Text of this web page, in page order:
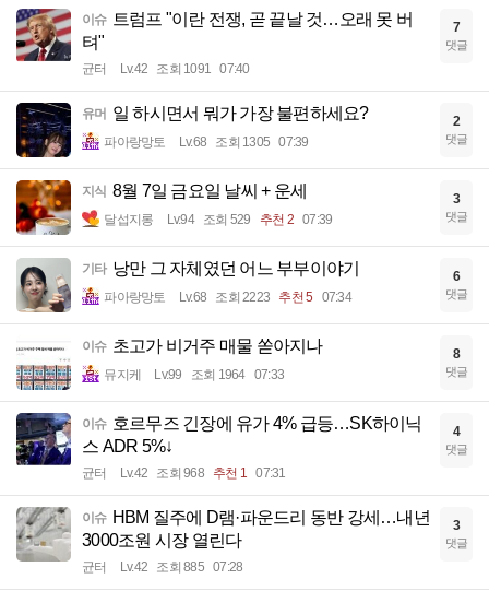
이슈
트럼프 "이란 전쟁, 곧 끝날 것…오래 못 버
텨"
균터 Lv.42 조회 1091 07:40
7
댓글
유머 일 하시면서 뭐가 가장 불편하세요?
파아랑망토 Lv.68 조회 1305 07:39
2
댓글
지식 8월 7일 금요일 날씨 + 운세
달섭지롱 Lv.94 조회 529 추천 2 07:39
3
댓글
기타 낭만 그 자체였던 어느 부부이야기
파아랑망토 Lv.68 조회 2223 추천 5 07:34
6
댓글
이슈 초고가 비거주 매물 쏟아지나
뮤지케 Lv.99 조회 1964 07:33
8
댓글
이슈 호르무즈 긴장에 유가 4% 급등…SK하이닉
스 ADR 5%↓
균터 Lv.42 조회 968 추천 1 07:31
4
댓글
이슈 HBM 질주에 D램·파운드리 동반 강세…내년
3000조원 시장 열린다
균터 Lv.42 조회 885 07:28
3
댓글